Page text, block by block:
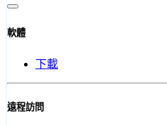
軟體
下載
遠程訪問